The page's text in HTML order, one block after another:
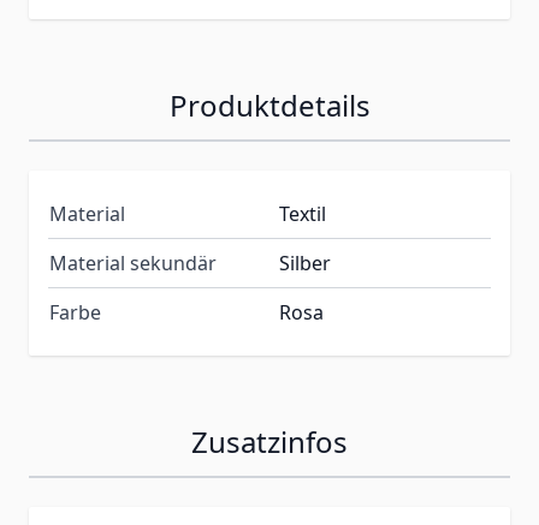
Produktdetails
Material
Textil
Material sekundär
Silber
Farbe
Rosa
Zusatzinfos